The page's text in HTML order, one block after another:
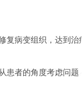
复病变组织，达到治
患者的角度考虑问题